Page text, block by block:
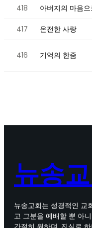
418 아버지의 마음으
417 온전한 사랑
416 기억의 한줌
뉴송
뉴송교회는 성경적인 교
고 그분을 예배할 뿐 아